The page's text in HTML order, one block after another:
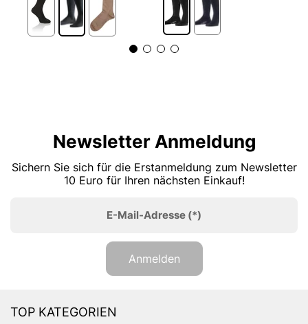
Newsletter Anmeldung
Sichern Sie sich für die Erstanmeldung zum Newsletter
10 Euro für Ihren nächsten Einkauf!
E-Mail-Adresse (*)
Anmelden
TOP KATEGORIEN